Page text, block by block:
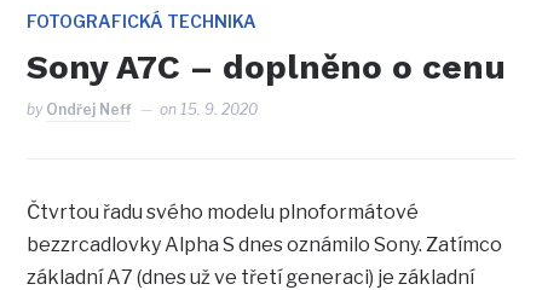
FOTOGRAFICKÁ TECHNIKA
Sony A7C – doplněno o cenu
by Ondřej Neff on 15. 9. 2020
Čtvrtou řadu svého modelu plnoformátové
bezzrcadlovky Alpha S dnes oznámilo Sony. Zatímco
základní A7 (dnes už ve třetí generaci) je základní